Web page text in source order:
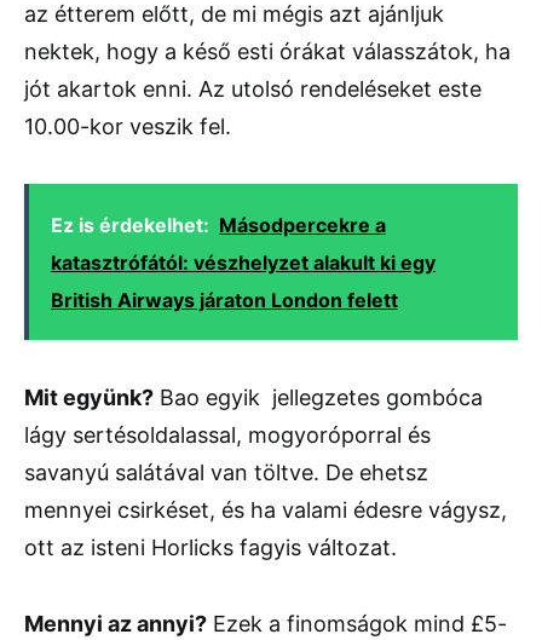
az étterem előtt, de mi mégis azt ajánljuk
nektek, hogy a késő esti órákat válasszátok, ha
jót akartok enni. Az utolsó rendeléseket este
10.00-kor veszik fel.
Ez is érdekelhet: Másodpercekre a
katasztrófától: vészhelyzet alakult ki egy
British Airways járaton London felett
Mit együnk? Bao egyik jellegzetes gombóca
lágy sertésoldalassal, mogyoróporral és
savanyú salátával van töltve. De ehetsz
mennyei csirkéset, és ha valami édesre vágysz,
ott az isteni Horlicks fagyis változat.
Mennyi az annyi? Ezek a finomságok mind £5-